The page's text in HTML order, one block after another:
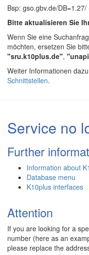
Bsp: gso.gbv.de/
Bitte aktualisieren Sie
Wenn Sie eine
möchten, ersetzen Sie
"sru.k10plus.de",
Weiter Informationen
Schnittstellen.
Service no
Further
Information about
Database menu
K10plus interfaces
Attention
If you are looking for a
number (here as an
please replace the